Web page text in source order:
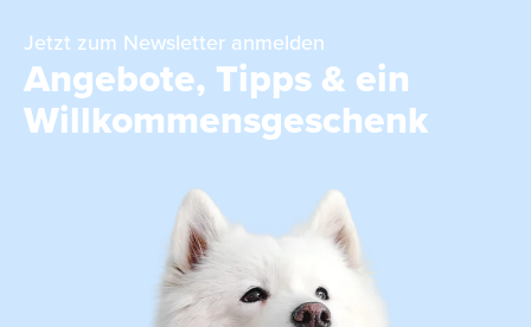
Jetzt zum Newsletter anmelden
Angebote, Tipps & ein
Willkommensgeschenk